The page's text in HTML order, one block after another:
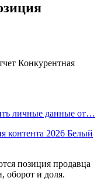
Конкурентная
личные данные от…
контента 2026 Белый
позиция продавца
оборот и доля.